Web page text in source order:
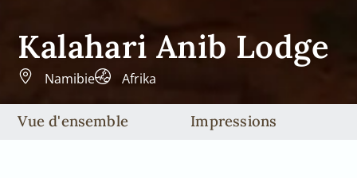
Kalahari Anib Lodge
Namibie Afrika
Vue d'ensemble Impressions